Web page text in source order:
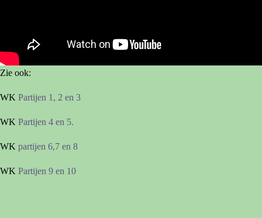
Zie ook:
WK Partijen 1, 2 en 3
WK Partijen 4 en 5.
WK partijen 6,7 en 8
WK Partijen 9 en 10